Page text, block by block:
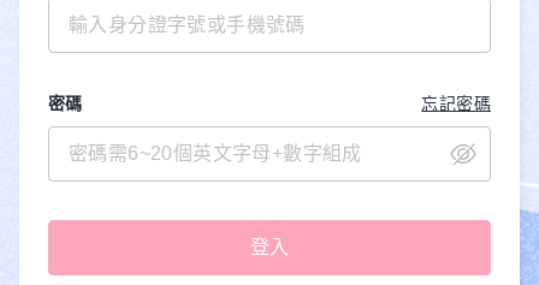
密碼 忘記密碼